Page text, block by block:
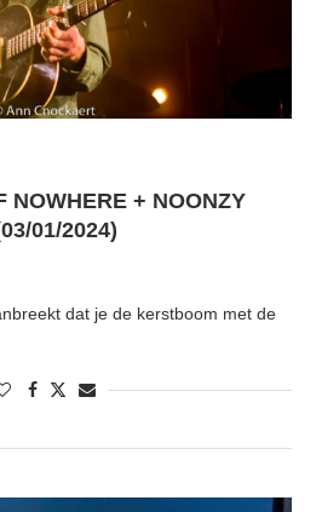
NOWHERE + NOONZY
01/2024)
dat je de kerstboom met de